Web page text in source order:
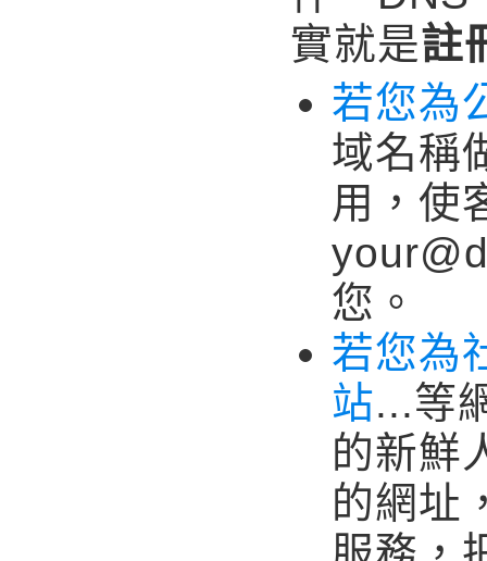
實就是註
若您為
域名稱
用，使
您。
若您為
站...等
的新鮮
的網址